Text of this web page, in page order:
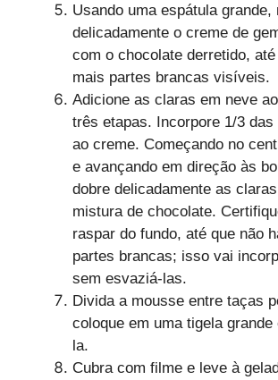
Usando uma espátula grande,
delicadamente o creme de
com o chocolate derretido,
mais partes brancas visíveis.
Adicione as claras em neve
três etapas. Incorpore 1/3
ao creme. Começando no
e avançando em direção às
dobre delicadamente as
mistura de chocolate.
raspar do fundo, até que não
partes brancas; isso vai
sem esvaziá-las.
Divida a mousse entre taças
coloque em uma tigela
la.
Cubra com filme e leve à